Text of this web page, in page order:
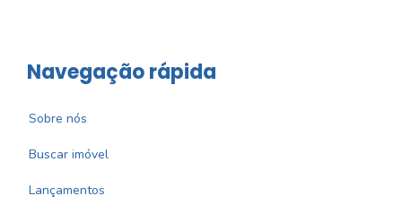
Navegação rápida
Sobre nós
Buscar imóvel
Lançamentos